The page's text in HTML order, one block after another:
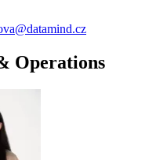
Operations